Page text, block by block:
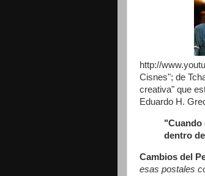
http://
Cisnes"; de
creativa" que
Eduardo H.
"Cuando
dentro
Cambios del
esas postales